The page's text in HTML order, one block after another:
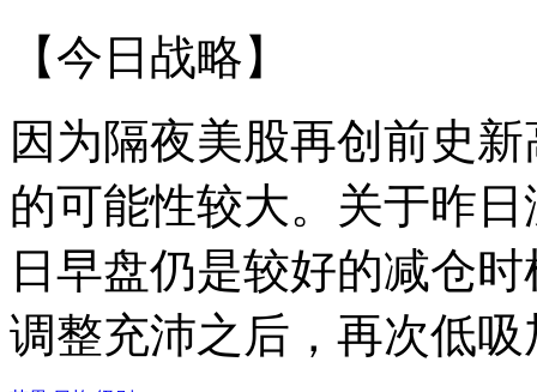
【今日战略】
因为隔夜美股再创前史
的可能性较大。关于昨
日早盘仍是较好的减仓
调整充沛之后，再次低吸